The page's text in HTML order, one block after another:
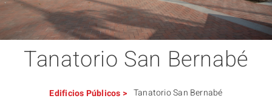
Tanatorio San Bernabé
EdificiosPúblicos > Tanatorio San Bernabé